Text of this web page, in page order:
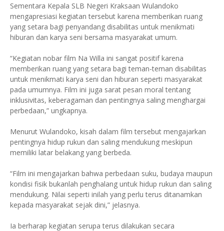
Sementara Kepala SLB Negeri Kraksaan Wulandoko
mengapresiasi kegiatan tersebut karena memberikan ruang
yang setara bagi penyandang disabilitas untuk menikmati
hiburan dan karya seni bersama masyarakat umum.
“Kegiatan nobar film Na Willa ini sangat positif karena
memberikan ruang yang setara bagi teman-teman disabilitas
untuk menikmati karya seni dan hiburan seperti masyarakat
pada umumnya. Film ini juga sarat pesan moral tentang
inklusivitas, keberagaman dan pentingnya saling menghargai
perbedaan,” ungkapnya.
Menurut Wulandoko, kisah dalam film tersebut mengajarkan
pentingnya hidup rukun dan saling mendukung meskipun
memiliki latar belakang yang berbeda.
“Film ini mengajarkan bahwa perbedaan suku, budaya maupun
kondisi fisik bukanlah penghalang untuk hidup rukun dan saling
mendukung. Nilai seperti inilah yang perlu terus ditanamkan
kepada masyarakat sejak dini,” jelasnya.
Ia berharap kegiatan serupa terus dilakukan secara